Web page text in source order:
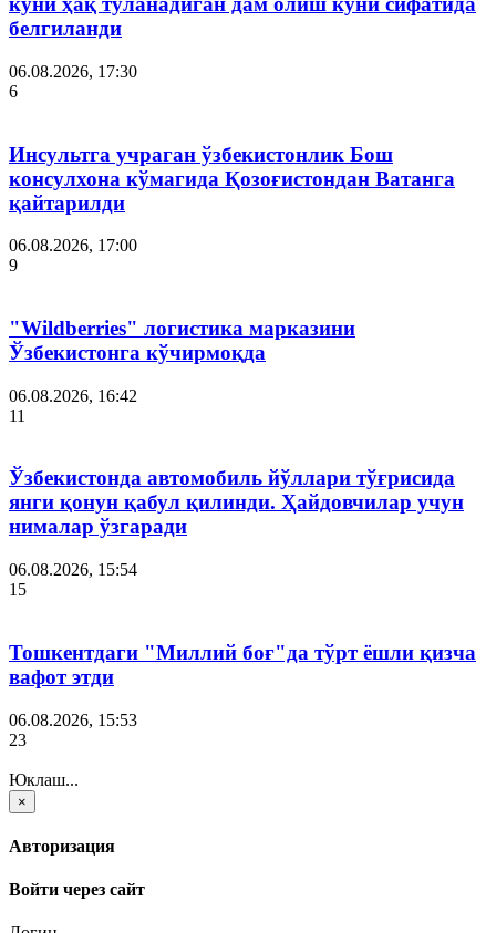
белгиланди
06.08.2026, 17:30
6
Инсультга учраган ўзбекистонлик Бош
консулхона кўмагида Қозоғистондан Ватанга
қайтарилди
06.08.2026, 17:00
9
"Wildberries" логистика марказини
Ўзбекистонга кўчирмоқда
06.08.2026, 16:42
11
Ўзбекистонда автомобиль йўллари тўғрисида
янги қонун қабул қилинди. Ҳайдовчилар учун
нималар ўзгаради
06.08.2026, 15:54
15
Тошкентдаги "Миллий боғ"да тўрт ёшли қизча
вафот этди
06.08.2026, 15:53
23
Юклаш...
×
Авторизация
Войти через сайт